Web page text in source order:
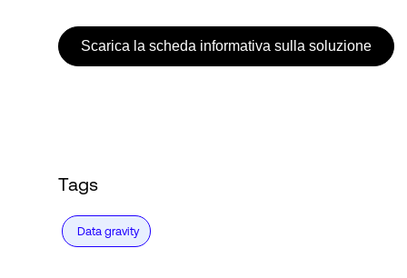
Scarica la scheda informativa sulla soluzione
Tags
Data gravity